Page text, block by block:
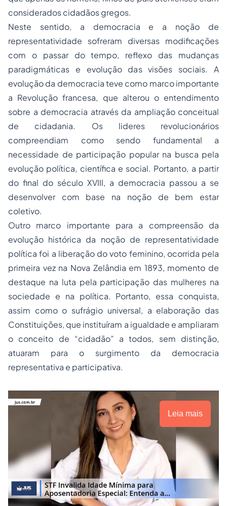
considerados cidadãos gregos.
Neste sentido, a democracia e a noção de
representatividade sofreram diversas modificações
com o passar do tempo, reflexo das mudanças
paradigmáticas e evolução das visões sociais. A
evolução da democracia teve como marco importante
a Revolução francesa, que alterou o entendimento
sobre a democracia através da ampliação conceitual
de cidadania. Os lideres revolucionários
compreendiam como sendo fundamental a
necessidade de participação popular na busca pela
evolução política, científica e social. Portanto, a partir
do final do século XVIII, a democracia passou a se
desenvolver com base na noção de bem estar
coletivo.
Outro marco importante para a compreensão da
evolução histórica da noção de representatividade
política foi a liberação do voto feminino, ocorrida pela
primeira vez na Nova Zelândia em 1893, momento de
destaque na luta pela participação das mulheres na
sociedade e na política. Portanto, essa conquista,
assim como o sufrágio universal, a elaboração das
Constituições, que instituíram a igualdade e ampliaram
o conceito de “cidadão” a todos, sem distinção,
atuaram para o surgimento da democracia
representativa e participativa.
Leia mais